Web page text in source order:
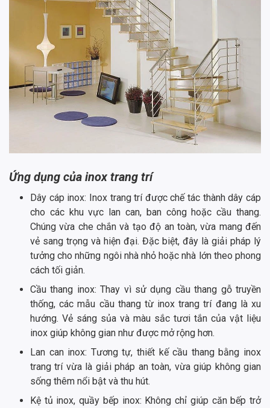
Ứng dụng của inox trang trí
Dây cáp inox: Inox trang trí được chế tác thành dây cáp
cho các khu vực lan can, ban công hoặc cầu thang.
Chúng vừa che chắn và tạo độ an toàn, vừa mang đến
vẻ sang trọng và hiện đại. Đặc biệt, đây là giải pháp lý
tưởng cho những ngôi nhà nhỏ hoặc nhà lớn theo phong
cách tối giản.
Cầu thang inox: Thay vì sử dụng cầu thang gỗ truyền
thống, các mẫu cầu thang từ inox trang trí đang là xu
hướng. Vẻ sáng sủa và màu sắc tươi tắn của vật liệu
inox giúp không gian như được mở rộng hơn.
Lan can inox: Tương tự, thiết kế cầu thang bằng inox
trang trí vừa là giải pháp an toàn, vừa giúp không gian
sống thêm nổi bật và thu hút.
Kệ tủ inox, quầy bếp inox: Không chỉ giúp căn bếp trở